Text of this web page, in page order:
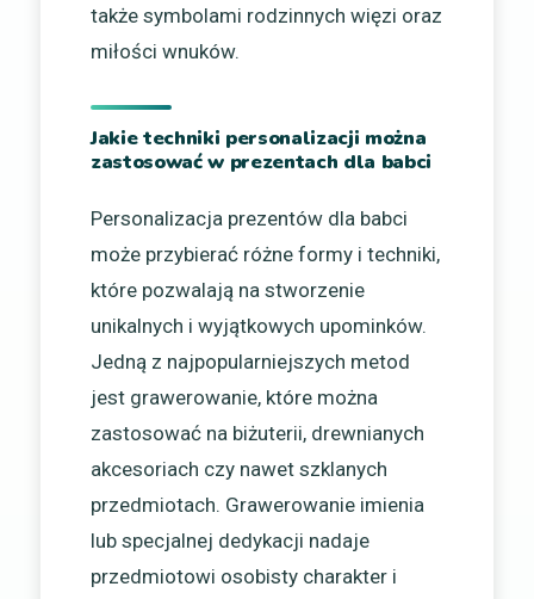
także symbolami rodzinnych więzi oraz
miłości wnuków.
Jakie techniki personalizacji można
zastosować w prezentach dla babci
Personalizacja prezentów dla babci
może przybierać różne formy i techniki,
które pozwalają na stworzenie
unikalnych i wyjątkowych upominków.
Jedną z najpopularniejszych metod
jest grawerowanie, które można
zastosować na biżuterii, drewnianych
akcesoriach czy nawet szklanych
przedmiotach. Grawerowanie imienia
lub specjalnej dedykacji nadaje
przedmiotowi osobisty charakter i